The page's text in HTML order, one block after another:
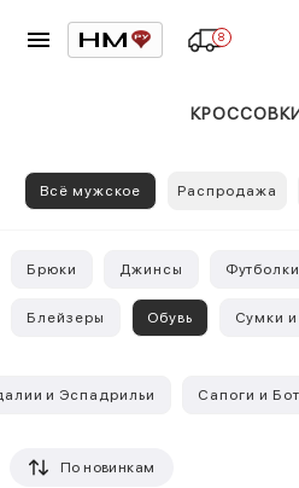
8
Всё мужское Распродажа
Брюки Джинсы Футболки
Блейзеры Обувь Сумки
и Эспадрильи Сапоги и
По новинкам